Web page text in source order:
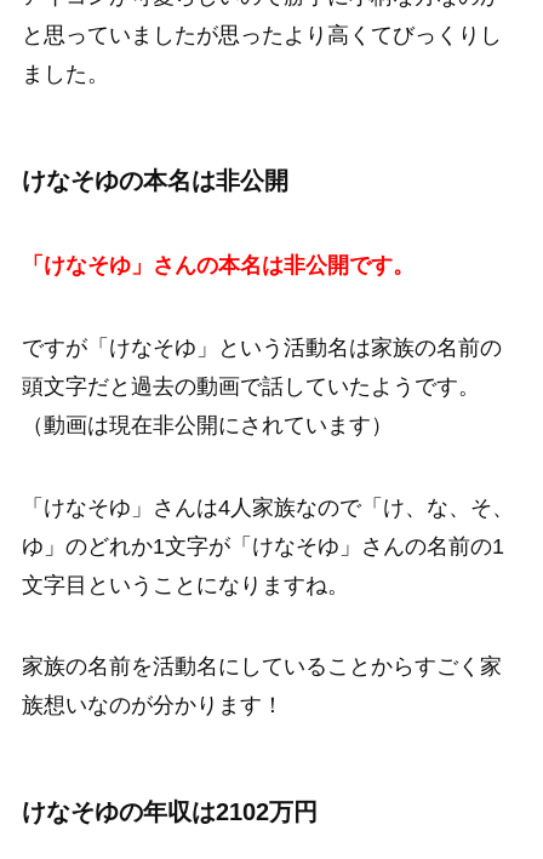
と思っていましたが思ったより高くてびっくりし
ました。
けなそゆの本名は非公開
「けなそゆ」さんの本名は非公開です。
ですが「けなそゆ」という活動名は家族の名前の
頭文字だと過去の動画で話していた ようです。
（動画は現在非公開にされています）
「けなそゆ」さんは4人家族なので「け、な、そ、
ゆ」のどれか1文字が「けなそゆ」さんの名前の1
文字目ということになりますね。
家族の名前を活動名にしていることからすごく家
族想いなのが分かります！
けなそゆの年収は2102万円